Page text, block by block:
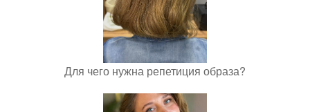
Для чего нужна репетиция образа?